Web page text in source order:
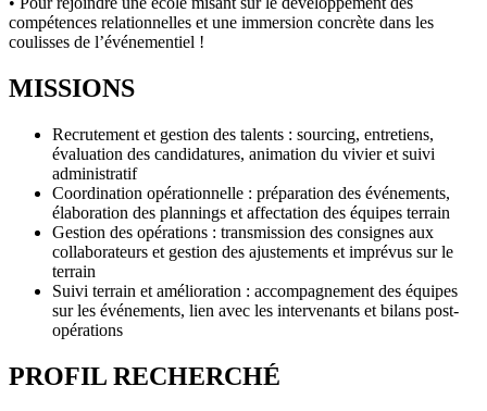
compétences relationnelles et une immersion concrète dans les
coulisses de l’événementiel !
MISSIONS
Recrutement et gestion des talents : sourcing, entretiens,
évaluation des candidatures, animation du vivier et suivi
administratif
Coordination opérationnelle : préparation des événements,
élaboration des plannings et affectation des équipes terrain
Gestion des opérations : transmission des consignes aux
collaborateurs et gestion des ajustements et imprévus sur le
terrain
Suivi terrain et amélioration : accompagnement des équipes
sur les événements, lien avec les intervenants et bilans post-
opérations
PROFIL RECHERCHÉ